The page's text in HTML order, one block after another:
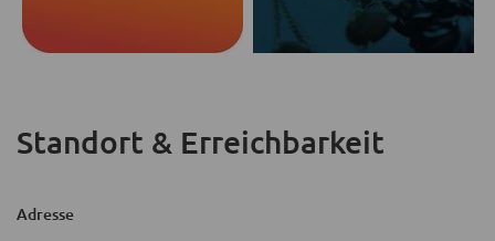
Standort & Erreichbarkeit
Adresse